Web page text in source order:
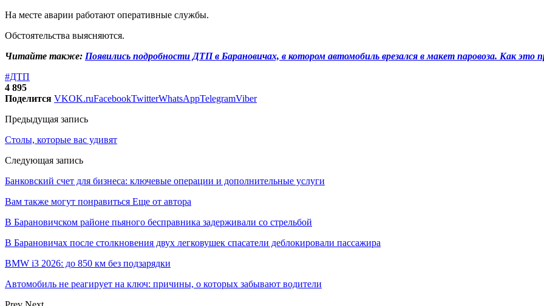
На месте аварии работают оперативные службы.
Обстоятельства выясняются.
Читайте также: Появились подробности ДТП в Барановичах, в котором автомобиль врезался в макет паровоза. Как это
#ДТП
4 895
Поделится VKOK.ruFacebookTwitterWhatsAppTelegramViber
Предыдущая запись
Столы, которые вас удивят
Следующая запись
Банковский счет для бизнеса: ключевые операции и дополнительные услуги
Вам также могут понравиться Еще от автора
В Барановичском районе пьяного бесправника задерживали со стрельбой
В Барановичах после столкновения двух легковушек спасатели деблокировали пассажира
BMW i3 2026: до 850 км без подзарядки
Автомобиль не реагирует на ключ: причины, о которых забывают водители